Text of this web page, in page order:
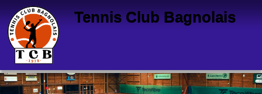
Tennis Club Bagnolais
Panneau de gestion des cookies